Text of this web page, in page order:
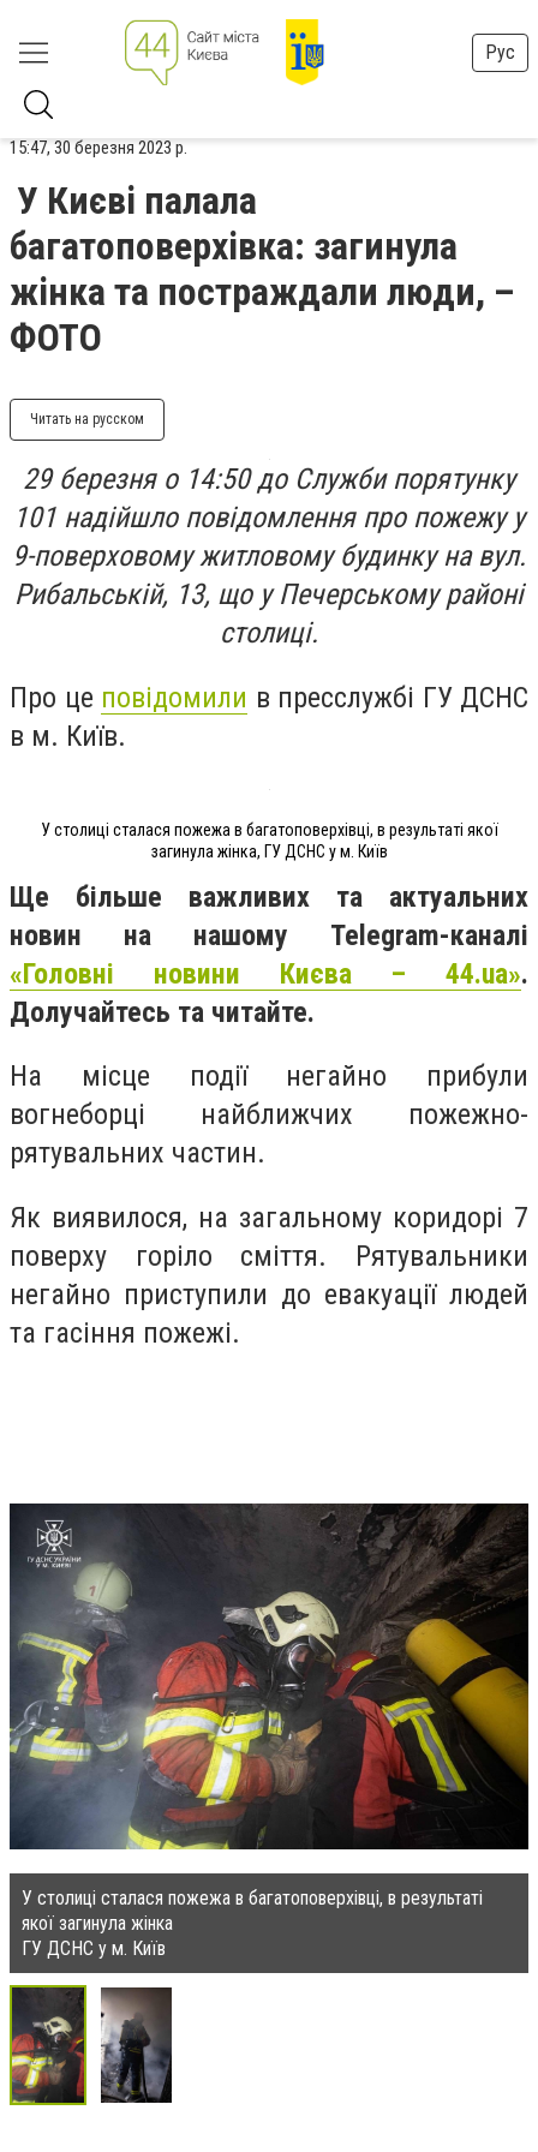
Рус
15:47, 30 березня 2023 р.
У Києві палала
багатоповерхівка: загинула
жінка та постраждали люди, –
ФОТО
Читать на русском
29 березня о 14:50 до Служби порятунку
101 надійшло повідомлення про пожежу у
9-поверховому житловому будинку на вул.
Рибальській, 13, що у Печерському районі
столиці.
Про це повідомили в пресслужбі ГУ ДСНС
в м. Київ.
У столиці сталася пожежа в багатоповерхівці, в результаті якої
загинула жінка, ГУ ДСНС у м. Київ
Ще більше важливих та актуальних
новин на нашому Telegram-каналі
«Головні новини Києва – 44.ua».
Долучайтесь та читайте.
На місце події негайно прибули
вогнеборці найближчих пожежно-
рятувальних частин.
Як виявилося, на загальному коридорі 7
поверху горіло сміття. Рятувальники
негайно приступили до евакуації людей
та гасіння пожежі.
У столиці сталася пожежа в багатоповерхівці, в результаті
якої загинула жінка
ГУ ДСНС у м. Київ